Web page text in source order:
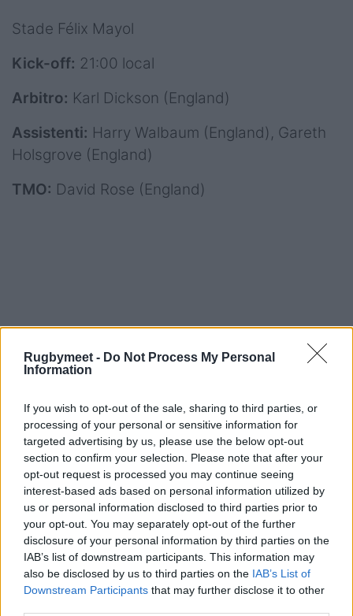
Rugbymeet - Do Not Process My Personal
Information
If you wish to opt-out of the sale, sharing to third parties, or
processing of your personal or sensitive information for
targeted advertising by us, please use the below opt-out
section to confirm your selection. Please note that after your
opt-out request is processed you may continue seeing
interest-based ads based on personal information utilized by
us or personal information disclosed to third parties prior to
your opt-out. You may separately opt-out of the further
disclosure of your personal information by third parties on the
IAB’s list of downstream participants. This information may
also be disclosed by us to third parties on the IAB’s List of
Downstream Participants that may further disclose it to other
Stade Félix Mayol
Kick-off: 21:00 local
Arbitro: Karl Dickson (England)
Assistenti: Harry Walbaum (England), Gareth
Holsgrove (England)
TMO: David Rose (England)
Consulta l'interocatalogo RM -
livello
Visita lo Shop online Rugbymeet